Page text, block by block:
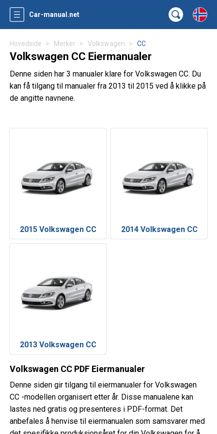
Car-manual.net
Hovedside Merker Volkswagen CC
Volkswagen CC Eiermanualer
Denne siden har 3 manualer klare for Volkswagen CC. Du
kan få tilgang til manualer fra 2013 til 2015 ved å klikke på
de angitte navnene.
2015 Volkswagen CC 2014 Volkswagen CC
2013 Volkswagen CC
Volkswagen CC PDF Eiermanualer
Denne siden gir tilgang til eiermanualer for Volkswagen
CC -modellen organisert etter år. Disse manualene kan
lastes ned gratis og presenteres i PDF-format. Det
anbefales å henvise til eiermanualen som samsvarer med